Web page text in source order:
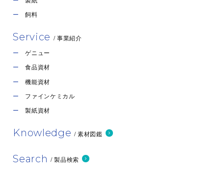
飼料
Service / 事業紹介
ゲニュー
食品資材
機能資材
ファインケミカル
製紙資材
Knowledge / 素材図鑑
Search / 製品検索